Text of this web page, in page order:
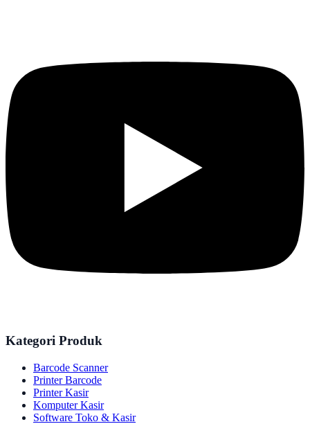
Kategori Produk
Barcode Scanner
Printer Barcode
Printer Kasir
Komputer Kasir
Software Toko & Kasir